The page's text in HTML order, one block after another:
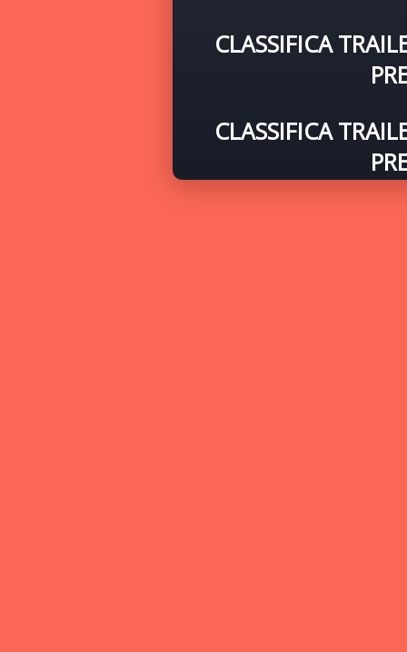
CLASSIFICA
CLASSIFICA